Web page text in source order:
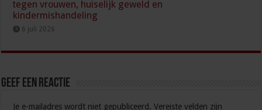
tegen vrouwen, huiselijk geweld en
kindermishandeling
6 juli 2026
Geef een reactie
Je e-mailadres wordt niet gepubliceerd. Vereiste velden zijn